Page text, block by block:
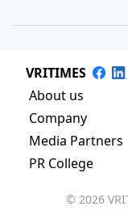
VRITIMES
About us
Company
Media Partners
PR College
© 2026